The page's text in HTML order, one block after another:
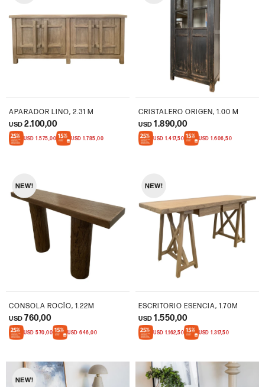
APARADOR LINO, 2.31 M
USD 2.100,00
USD 1.575,00 USD 1.785,00
CRISTALERO ORIGEN, 1.00 M
USD 1.890,00
USD 1.417,50 USD 1.606,50
CONSOLA ROCÍO, 1.22M
USD 760,00
USD 570,00 USD 646,00
ESCRITORIO ESENCIA, 1.70M
USD 1.550,00
USD 1.162,50 USD 1.317,50